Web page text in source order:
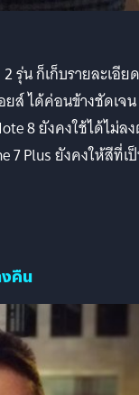
รุ่น ก็เก็บรายละเอียด
ส์ ได้ค่อนข้างชัดเจน
8 ยังคงใช้ได้ไม่ล
7 Plus ยังคงให้สีที่เ
คืน